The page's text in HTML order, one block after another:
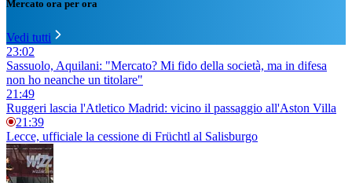
Mercato ora per ora
Vedi tutti
23:02
Sassuolo, Aquilani: "Mercato? Mi fido della società, ma in difesa
non ho neanche un titolare"
21:49
Ruggeri lascia l'Atletico Madrid: vicino il passaggio all'Aston Villa
21:39
Lecce, ufficiale la cessione di Früchtl al Salisburgo